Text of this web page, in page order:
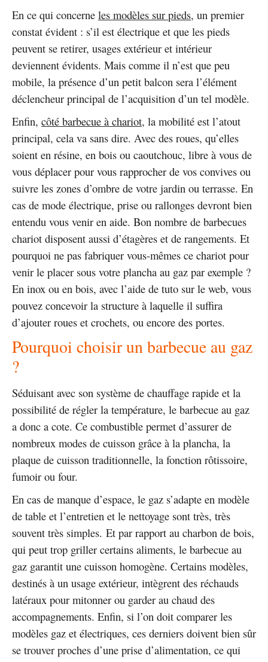
En ce qui concerne les modèles sur pieds, un premier
constat évident : s’il est électrique et que les pieds
peuvent se retirer, usages extérieur et intérieur
deviennent évidents. Mais comme il n’est que peu
mobile, la présence d’un petit balcon sera l’élément
déclencheur principal de l’acquisition d’un tel modèle.
Enfin, côté barbecue à chariot, la mobilité est l’atout
principal, cela va sans dire. Avec des roues, qu’elles
soient en résine, en bois ou caoutchouc, libre à vous de
vous déplacer pour vous rapprocher de vos convives ou
suivre les zones d’ombre de votre jardin ou terrasse. En
cas de mode électrique, prise ou rallonges devront bien
entendu vous venir en aide. Bon nombre de barbecues
chariot disposent aussi d’étagères et de rangements. Et
pourquoi ne pas fabriquer vous-mêmes ce chariot pour
venir le placer sous votre plancha au gaz par exemple ?
En inox ou en bois, avec l’aide de tuto sur le web, vous
pouvez concevoir la structure à laquelle il suffira
d’ajouter roues et crochets, ou encore des portes.
Pourquoi choisir un barbecue au gaz
?
Séduisant avec son système de chauffage rapide et la
possibilité de régler la température, le barbecue au gaz
a donc a cote. Ce combustible permet d’assurer de
nombreux modes de cuisson grâce à la plancha, la
plaque de cuisson traditionnelle, la fonction rôtissoire,
fumoir ou four.
En cas de manque d’espace, le gaz s’adapte en modèle
de table et l’entretien et le nettoyage sont très, très
souvent très simples. Et par rapport au charbon de bois,
qui peut trop griller certains aliments, le barbecue au
gaz garantit une cuisson homogène. Certains modèles,
destinés à un usage extérieur, intègrent des réchauds
latéraux pour mitonner ou garder au chaud des
accompagnements. Enfin, si l’on doit comparer les
modèles gaz et électriques, ces derniers doivent bien sûr
se trouver proches d’une prise d’alimentation, ce qui